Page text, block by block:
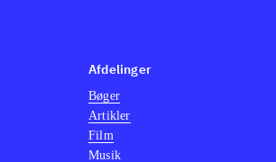
Afdelinger
Bøger
Artikler
Film
Musik